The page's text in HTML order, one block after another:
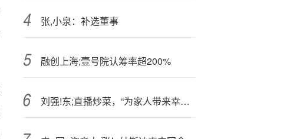
张,小泉：补选董事
融创上海;壹号院认筹率超200%
刘强!东;直播炒菜，“为家人带来幸福是最大的快乐”